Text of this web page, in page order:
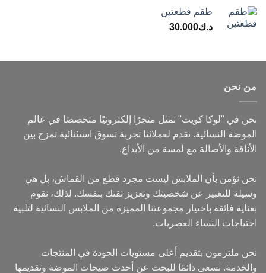
طقم قطعتين
د.ك30.000
من نحن
نحن في "لوكا كويت" نمثل متجرًا إلكترونيًا متخصصًا في عالم
الموضة النسائية. نقدم لعملائنا تجربة تسوق استثنائية تمزج بين
الأناقة والأصالة مع لمسة من الأبداع.
نحن نؤمن بأن الملابس ليست مجرد قطع من القماش، بل هي
وسيلة للتعبير عن شخصيتك وتعزيز ثقتك بنفسك. لذلك، نقوم
بعناية فائقة باختيار مجموعتنا المميزة من الملابس النسائية لتلبية
احتياجات النساء العصريات.
نحن ملتزمون بتقديم أعلى مستويات الجودة في المنتجات
والخدمة. نسعى دائمًا للبحث عن أحدث صيحات الموضة وتقديمها